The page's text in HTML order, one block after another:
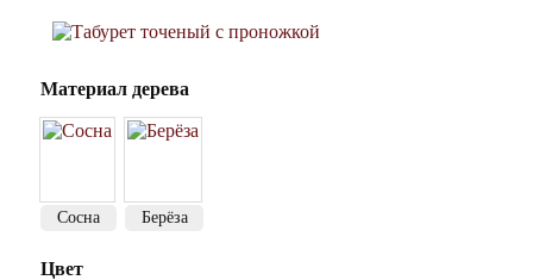
Материал дерева
Сосна Берёза
Цвет